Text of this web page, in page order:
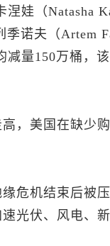
娃（Natasha
季诺夫（Artem
减量150万桶，
，美国在缺少
危机结束后被
光伏、风电、